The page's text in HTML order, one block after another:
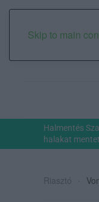
Skip to main
2026.
Halmentés
halakat
Riasztó